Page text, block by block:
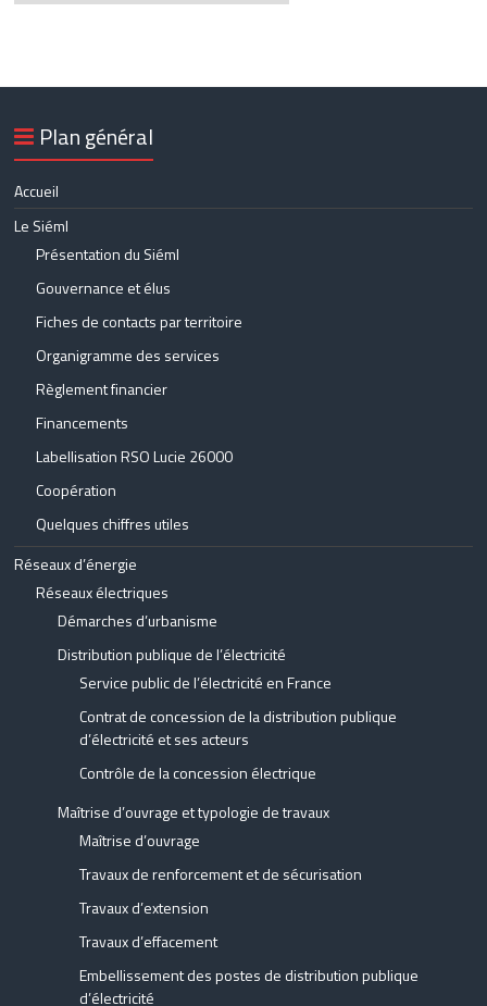
Plan général
Accueil
Le Siéml
Présentation du Siéml
Gouvernance et élus
Fiches de contacts par territoire
Organigramme des services
Règlement financier
Financements
Labellisation RSO Lucie 26000
Coopération
Quelques chiffres utiles
Réseaux d’énergie
Réseaux électriques
Démarches d’urbanisme
Distribution publique de l’électricité
Service public de l’électricité en France
Contrat de concession de la distribution publique
d’électricité et ses acteurs
Contrôle de la concession électrique
Maîtrise d’ouvrage et typologie de travaux
Maîtrise d’ouvrage
Travaux de renforcement et de sécurisation
Travaux d’extension
Travaux d’effacement
Embellissement des postes de distribution publique
d’électricité